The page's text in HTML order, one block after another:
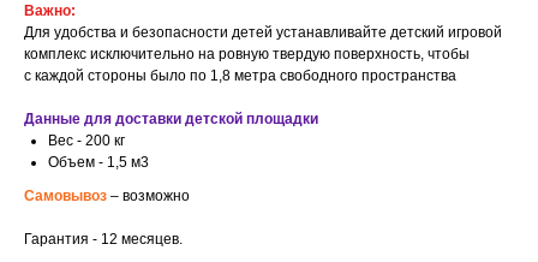
Важно:
Для удобства и безопасности детей устанавливайте детский игровой
комплекс исключительно на ровную твердую поверхность, чтобы
с каждой стороны было по 1,8 метра свободного пространства
Данные для доставки детской площадки
Вес - 200 кг
Объем - 1,5 м3
Самовывоз – возможно
Гарантия - 12 месяцев.